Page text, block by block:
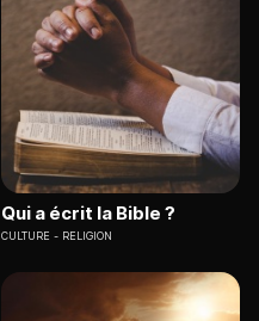
Qui a écrit la Bible ?
CULTURE RELIGION